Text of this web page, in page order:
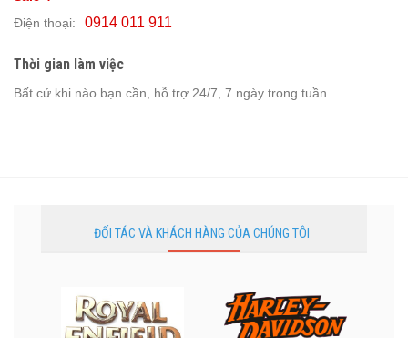
Điện thoại:
0914 011 911
Thời gian làm việc
Bất cứ khi nào bạn cần, hỗ trợ 24/7, 7 ngày trong tuần
ĐỐI TÁC VÀ KHÁCH HÀNG CỦA CHÚNG TÔI